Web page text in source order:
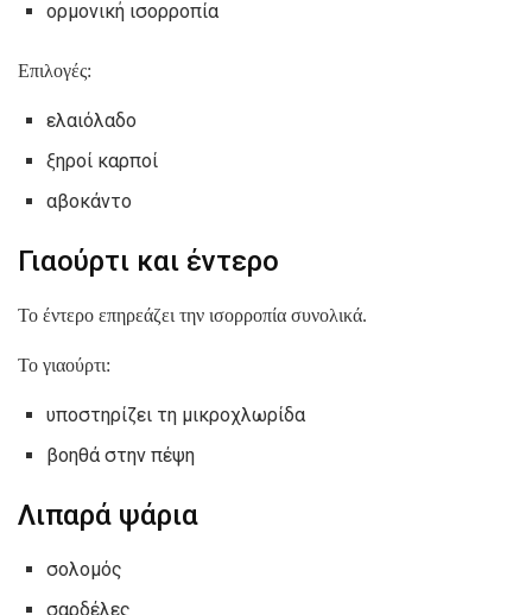
ορμονική ισορροπία
Επιλογές:
ελαιόλαδο
ξηροί καρποί
αβοκάντο
Γιαούρτι και έντερο
Το έντερο επηρεάζει την ισορροπία συνολικά.
Το γιαούρτι:
υποστηρίζει τη μικροχλωρίδα
βοηθά στην πέψη
Λιπαρά ψάρια
σολομός
σαρδέλες